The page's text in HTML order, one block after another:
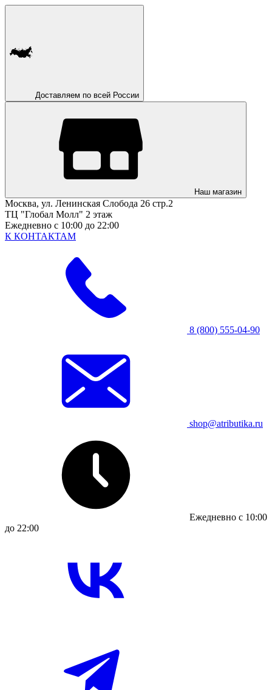
Доставляем по всей России
Наш магазин
Москва, ул. Ленинская Слобода 26 стр.2
ТЦ "Глобал Молл" 2 этаж
Ежедневно с 10:00 до 22:00
К КОНТАКТАМ
8 (800) 555-04-90
shop@atributika.ru
Ежедневно с 10:00
до 22:00